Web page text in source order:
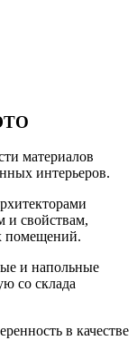
материалов
интерьеров.
и свойствам,
помещений.
и напольные
со склада
в качестве